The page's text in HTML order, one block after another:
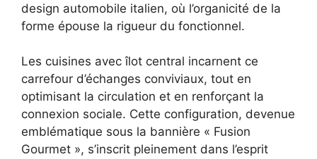
design automobile italien, où l’organicité de la
forme épouse la rigueur du fonctionnel.
Les cuisines avec îlot central incarnent ce
carrefour d’échanges conviviaux, tout en
optimisant la circulation et en renforçant la
connexion sociale. Cette configuration, devenue
emblématique sous la bannière « Fusion
Gourmet », s’inscrit pleinement dans l’esprit